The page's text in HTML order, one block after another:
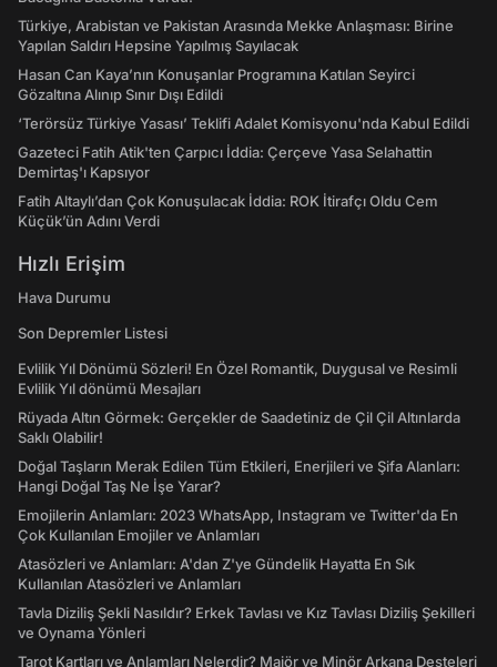
Türkiye, Arabistan ve Pakistan Arasında Mekke Anlaşması: Birine
Yapılan Saldırı Hepsine Yapılmış Sayılacak
Hasan Can Kaya’nın Konuşanlar Programına Katılan Seyirci
Gözaltına Alınıp Sınır Dışı Edildi
‘Terörsüz Türkiye Yasası’ Teklifi Adalet Komisyonu'nda Kabul Edildi
Gazeteci Fatih Atik'ten Çarpıcı İddia: Çerçeve Yasa Selahattin
Demirtaş'ı Kapsıyor
Fatih Altaylı’dan Çok Konuşulacak İddia: ROK İtirafçı Oldu Cem
Küçük’ün Adını Verdi
Hızlı Erişim
Hava Durumu
Son Depremler Listesi
Evlilik Yıl Dönümü Sözleri! En Özel Romantik, Duygusal ve Resimli
Evlilik Yıl dönümü Mesajları
Rüyada Altın Görmek: Gerçekler de Saadetiniz de Çil Çil Altınlarda
Saklı Olabilir!
Doğal Taşların Merak Edilen Tüm Etkileri, Enerjileri ve Şifa Alanları:
Hangi Doğal Taş Ne İşe Yarar?
Emojilerin Anlamları: 2023 WhatsApp, Instagram ve Twitter'da En
Çok Kullanılan Emojiler ve Anlamları
Atasözleri ve Anlamları: A'dan Z'ye Gündelik Hayatta En Sık
Kullanılan Atasözleri ve Anlamları
Tavla Diziliş Şekli Nasıldır? Erkek Tavlası ve Kız Tavlası Diziliş Şekilleri
ve Oynama Yönleri
Tarot Kartları ve Anlamları Nelerdir? Majör ve Minör Arkana Desteleri